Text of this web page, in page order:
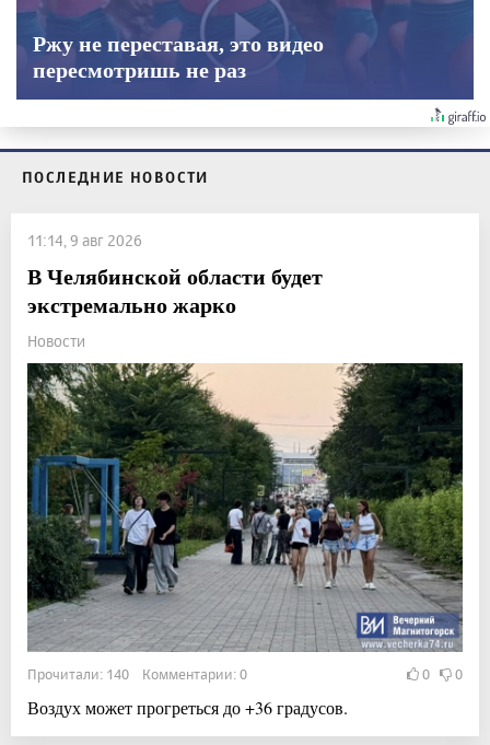
Ржу не переставая, это видео
пересмотришь не раз
ПОСЛЕДНИЕ НОВОСТИ
11:14, 9 авг 2026
В Челябинской области будет
экстремально жарко
Новости
Прочитали: 140 Комментарии: 0 0 0
Воздух может прогреться до +36 градусов.